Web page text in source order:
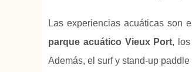
Las experiencias acuáticas son
parque acuático Vieux Port,
Además, el surf y stand-up paddle